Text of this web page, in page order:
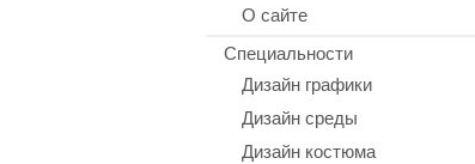
О сайте
Специальности
Дизайн графики
Дизайн среды
Дизайн костюма